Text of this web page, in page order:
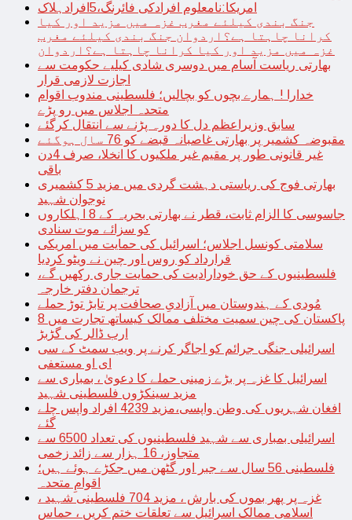
امریکا:نامعلوم افرادکی فائرنگ،5افرادہلاک
جنگ بندی کیلئے مغرب غزہ میں مزید اور کیا
کرانا چاہتا ہے؟اردوان جنگ بندی کیلئے مغرب
غزہ میں مزید اور کیا کرانا چاہتا ہے؟اردوان
بھارتی ریاست آسام میں دوسری شادی کیلیے حکومت سے
اجازت لازمی قرار
خدارا ! ہمارے بچوں کو بچالیں؛ فلسطینی مندوب اقوام
متحدہ اجلاس میں رو پڑے
سابق وزیراعظم دل کا دورہ پڑنے سے انتقال کرگئے
مقبوضہ کشمیر پر بھارتی غاصبانہ قبضے کو 76 سال ہوگئے
غیر قانونی طور پر مقیم غیر ملکیوں کا انخلا، صرف 4دن
باقی
بھارتی فوج کی ریاستی دہشت گردی میں مزید 5 کشمیری
نوجوان شہید
جاسوسی کا الزام ثابت، قطر نے بھارتی بحریہ کے 8 اہلکاروں
کو سزائے موت سنادی
سلامتی کونسل اجلاس؛ اسرائیل کی حمایت میں امریکی
قرارداد کو روس اور چین نے ویٹو کردیا
فلسطینیوں کے حق خودارادیت کی حمایت جاری رکھیں گے،
ترجمان دفتر خارجہ
مُودی کے ہندوستان میں آزادیِ صحافت پر تابڑ توڑ حملے
پاکستان کی چین سمیت مختلف ممالک کیساتھ تجارت میں 8
ارب ڈالر کی گڑبڑ
اسرائیلی جنگی جرائم کو اجاگر کرنے پر ویب سمٹ کے سی
ای او مستعفی
اسرائیل کا غزہ پر بڑے زمینی حملے کا دعویٰ ، بمباری سے
مزید سینکڑوں فلسطینی شہید
افغان شہریوں کی وطن واپسی،مزید 4239 افراد واپس چلے
گئے
اسرائیلی بمباری سے شہید فلسطینیوں کی تعداد 6500 سے
متجاوز، 16 ہزار سے زائد زخمی
فلسطینی 56 سال سے جبر اور گٹھن میں جکڑے ہوئے ہیں؛
اقوامِ متحدہ
غزہ پر پھر بموں کی بارش ، مزید 704 فلسطینی شہید ،
اسلامی ممالک اسرائیل سے تعلقات ختم کریں ، حماس